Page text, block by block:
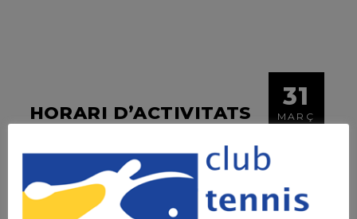
31
MARÇ
HORARI D’ACTIVITATS
NOU HORARI
LLEGIR MÉS